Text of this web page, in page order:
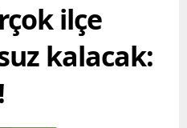
ilçe
kalacak: